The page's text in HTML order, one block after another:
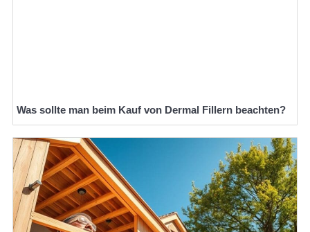
Was sollte man beim Kauf von Dermal Fillern beachten?